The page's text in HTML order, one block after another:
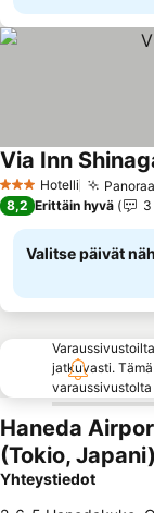
3 Tähtiluokitus
Hotelli
Via Inn
8,2 Erittäin hyvä
Valitse päivät
jatkuvasti.
Haneda
(Tokio, Japani)
Yhteystiedot